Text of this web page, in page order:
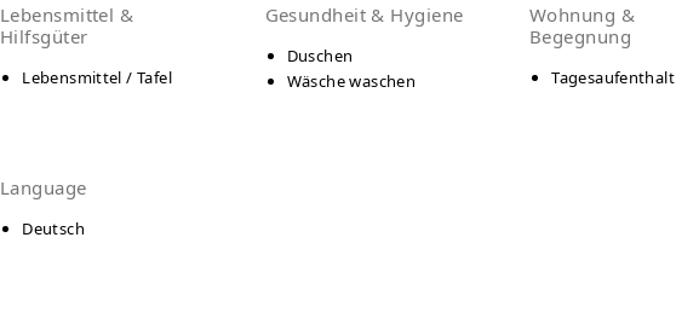
Lebensmittel &
Hilfsgüter
Lebensmittel / Tafel
Gesundheit & Hygiene
Duschen
Wäsche waschen
Wohnung &
Begegnung
Tagesaufenthalt
Language
Deutsch